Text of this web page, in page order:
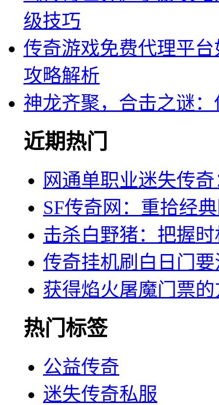
级技巧
传奇游戏免费代理平
攻略解析
神龙齐聚，合击之谜
近期热门
网通单职业迷失传
SF传奇网：重拾经
击杀白野猪：把握
传奇挂机刷白日门
获得焰火屠魔门票
热门标签
公益传奇
迷失传奇私服